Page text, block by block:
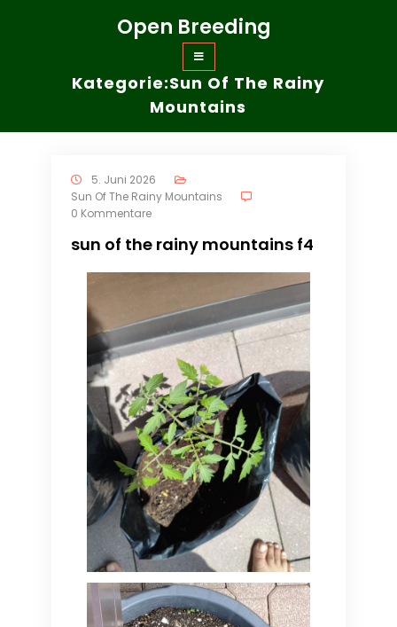
Open Breeding
Kategorie:Sun Of The Rainy
Mountains
5. Juni 2026
Sun Of The Rainy Mountains
0 Kommentare
sun of the rainy mountains f4